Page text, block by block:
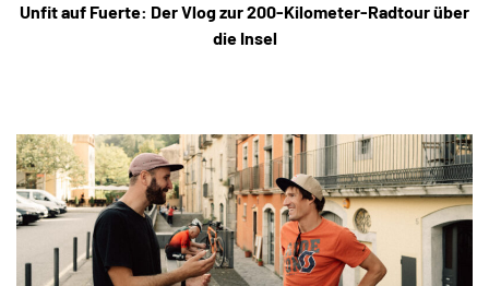
Unfit auf Fuerte: Der Vlog zur 200-Kilometer-Radtour über
die Insel